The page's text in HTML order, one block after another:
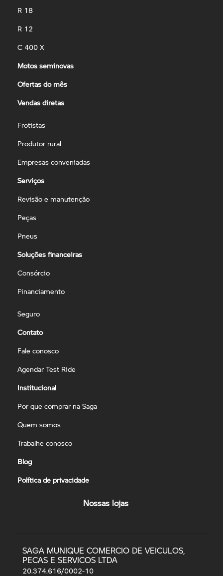
R 18
R 12
C 400 X
Motos seminovas
Ofertas do mês
Vendas diretas
Frotistas
Produtor rural
Empresas conveniadas
Serviços
Revisão e manutenção
Peças
Pneus
Soluções financeiras
Consórcio
Financiamento
Seguro
Contato
Fale conosco
Agendar Test Ride
Institucional
Por que comprar na Saga
Quem somos
Trabalhe conosco
Blog
Política de privacidade
Nossas lojas
SAGA MUNIQUE COMERCIO DE VEICULOS,
PECAS E SERVICOS LTDA
20.374.616/0002-10